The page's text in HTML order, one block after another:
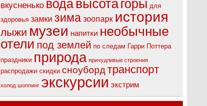
вкусненько водавысотагоры для
здоровья замки зима зоопарк история
лыжи музеи напитки необычные
отели под землей по следам Гарри Поттера
праздники природа причудливые строения
распродажи скидки сноуборд транспорт
холод шоппинг экскурсии экстрим